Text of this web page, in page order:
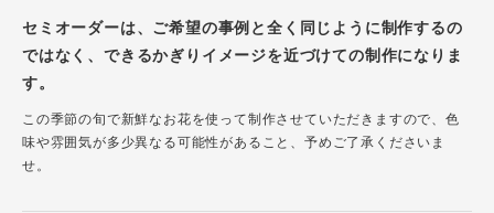
セミオーダーは、ご希望の事例と全く同じように制作するの
ではなく、できるかぎりイメージを近づけての制作になりま
す。
この季節の旬で新鮮なお花を使って制作させていただきますので、色
味や雰囲気が多少異なる可能性があること、予めご了承くださいま
せ。